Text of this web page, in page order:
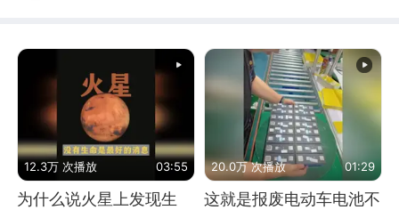
12.3万 次播放 03:55
为什么说火星上发现生
20.0万 次播放 01:29
这就是报废电动车电池不